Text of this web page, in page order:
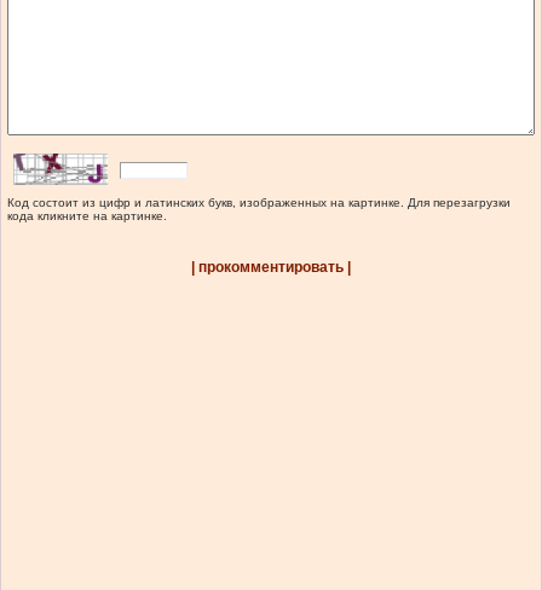
Код состоит из цифр и латинских букв, изображенных на картинке. Для перезагрузки
кода кликните на картинке.
| прокомментировать |